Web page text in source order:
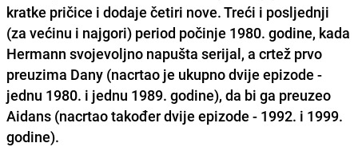
kratke pričice i dodaje četiri nove. Treći i posljednji
(za većinu i najgori) period počinje 1980. godine, kada
Hermann svojevoljno napušta serijal, a crtež prvo
preuzima Dany (nacrtao je ukupno dvije epizode -
jednu 1980. i jednu 1989. godine), da bi ga preuzeo
Aidans (nacrtao također dvije epizode - 1992. i 1999.
godine).